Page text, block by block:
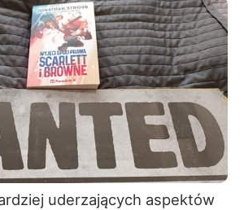
uderzających aspektów